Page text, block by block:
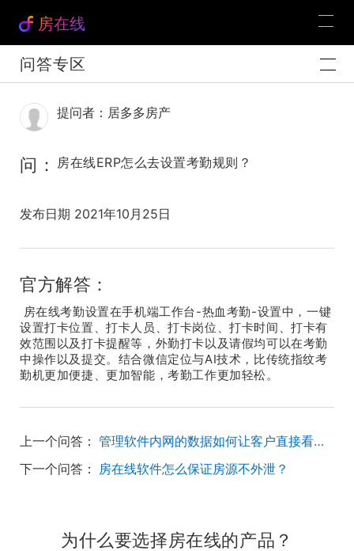
房在线
问答专区
提问者：居多多房产
问： 房在线ERP怎么去设置考勤规则？
发布日期 2021年10月25日
官方解答：
房在线考勤设置在手机端工作台-热血考勤-设置中，一键
设置打卡位置、打卡人员、打卡岗位、打卡时间、打卡有
效范围以及打卡提醒等，外勤打卡以及请假均可以在考勤
中操作以及提交。结合微信定位与AI技术，比传统指纹考
勤机更加便捷、更加智能，考勤工作更加轻松。
上一个问答：
管理软件内网的数据如何让客户直接看到并促成交易？
下一个问答： 房在线软件怎么保证房源不外泄？
为什么要选择房在线的产品？